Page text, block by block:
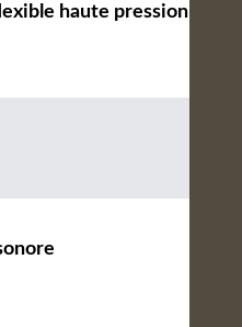
haute pression